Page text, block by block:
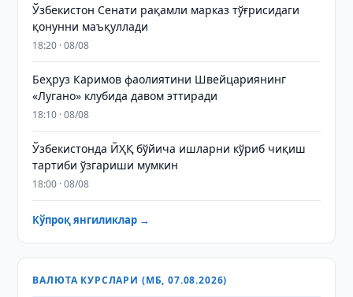
Ўзбекистон Сенати рақамли марказ тўғрисидаги
қонунни маъқуллади
18:20 · 08/08
Беҳруз Каримов фаолиятини Швейцариянинг
«Лугано» клубида давом эттиради
18:10 · 08/08
Ўзбекистонда ЙҲҚ бўйича ишларни кўриб чиқиш
тартиби ўзгариши мумкин
18:00 · 08/08
Кўпроқ янгиликлар →
ВАЛЮТА КУРСЛАРИ (МБ, 07.08.2026)